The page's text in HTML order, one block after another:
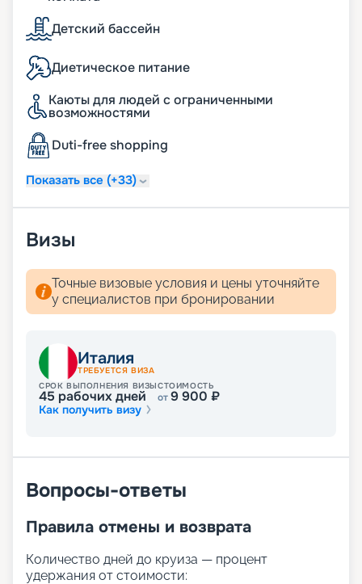
Детский бассейн
Диетическое питание
Каюты для людей с ограниченными
возможностями
Duti-free shopping
Показать все (+33)
Визы
Точные визовые условия и цены уточняйте
у специалистов при бронировании
Италия
ТРЕБУЕТСЯ ВИЗА
СРОК ВЫПОЛНЕНИЯ ВИЗЫ
45 рабочих дней
СТОИМОСТЬ
от9 900 ₽
Как получить визу
Вопросы-ответы
Правила отмены и возврата
Количество дней до круиза — процент
удержания от стоимости: